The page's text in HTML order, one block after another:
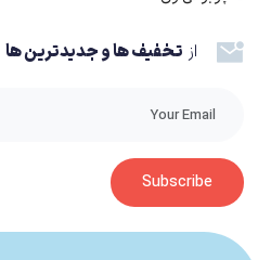
از تخفیف ها و جدیدترین ها
Subscribe